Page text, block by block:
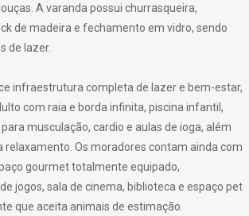
A varanda possui churrasqueira,
de madeira e fechamento em vidro, sendo
de lazer.
infraestrutura completa de lazer e bem-estar,
com raia e borda infinita, piscina infantil,
musculação, cardio e aulas de ioga, além
relaxamento. Os moradores contam ainda com
gourmet totalmente equipado,
jogos, sala de cinema, biblioteca e espaço pet
que aceita animais de estimação.